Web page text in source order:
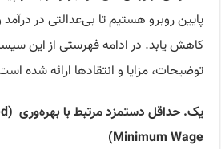
پایین روبرو هستیم تا بی‌عدالتی در
کاهش یابد. در ادامه فهرستی از این
توضیحات، مزایا و انتقادها ارائه شده
یک. حداقل دستمزد مرتبط با بهره‌وری (Pr
Minimum Wage)